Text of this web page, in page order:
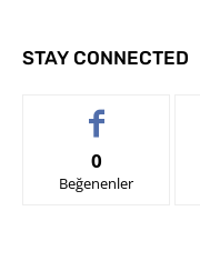
STAY CONNECTED
0
Beğenenler